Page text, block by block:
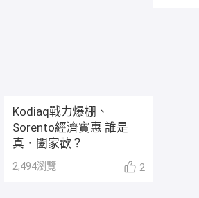
Kodiaq戰力爆棚、
Sorento經濟實惠 誰是
真．闔家歡？
2,494瀏覽 2